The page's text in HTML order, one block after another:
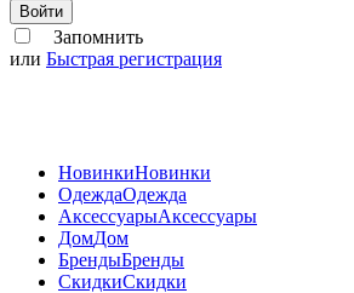
Войти
Запомнить
или Быстрая регистрация
НовинкиНовинки
ОдеждаОдежда
АксессуарыАксессуары
ДомДом
БрендыБренды
СкидкиСкидки